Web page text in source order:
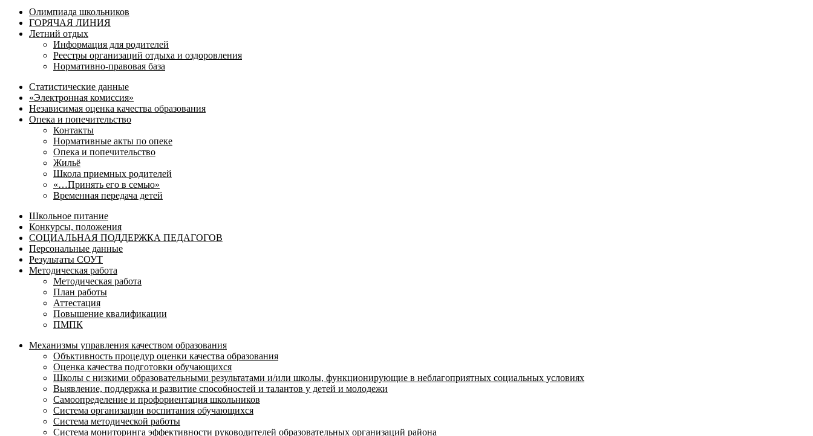
Олимпиада школьников
ГОРЯЧАЯ ЛИНИЯ
Летний отдых
Информация для родителей
Реестры организаций отдыха и оздоровления
Нормативно-правовая база
Статистические данные
«Электронная комиссия»
Независимая оценка качества образования
Опека и попечительство
Контакты
Нормативные акты по опеке
Опека и попечительство
Жильё
Школа приемных родителей
«…Принять его в семью»
Временная передача детей
Школьное питание
Конкурсы, положения
СОЦИАЛЬНАЯ ПОДДЕРЖКА ПЕДАГОГОВ
Персональные данные
Результаты СОУТ
Методическая работа
Методическая работа
План работы
Аттестация
Повышение квалификации
ПМПК
Механизмы управления качеством образования
Объктивность процедур оценки качества образования
Оценка качества подготовки обучающихся
Школы с низкими образовательными результатами и/или школы, функционирующие в неблагоприятных социальных условиях
Выявление, поддержка и развитие способностей и талантов у детей и молодежи
Самоопределение и профориентация школьников
Система организации воспитания обучающихся
Система методической работы
Система мониторинга эффективности руководителей образовательных организаций района